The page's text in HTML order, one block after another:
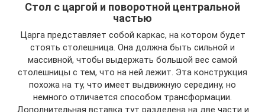
Стол с царгой и поворотной центральной
частью
Царга представляет собой каркас, на котором будет
стоять столешница. Она должна быть сильной и
массивной, чтобы выдержать большой вес самой
столешницы с тем, что на ней лежит. Эта конструкция
похожа на ту, что имеет выдвижную середину, но
немного отличается способом трансформации.
Дополнительная вставка тут разделена на две части и